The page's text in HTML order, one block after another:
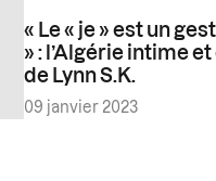
« Le « je » est un
» : l’Algérie intime
de Lynn S.K.
09 janvier 2023